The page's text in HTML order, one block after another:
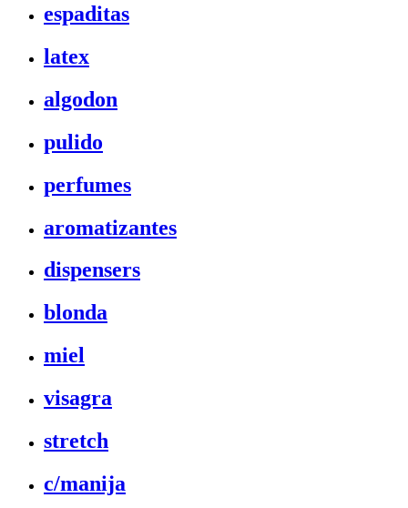
espaditas
latex
algodon
pulido
perfumes
aromatizantes
dispensers
blonda
miel
visagra
stretch
c/manija